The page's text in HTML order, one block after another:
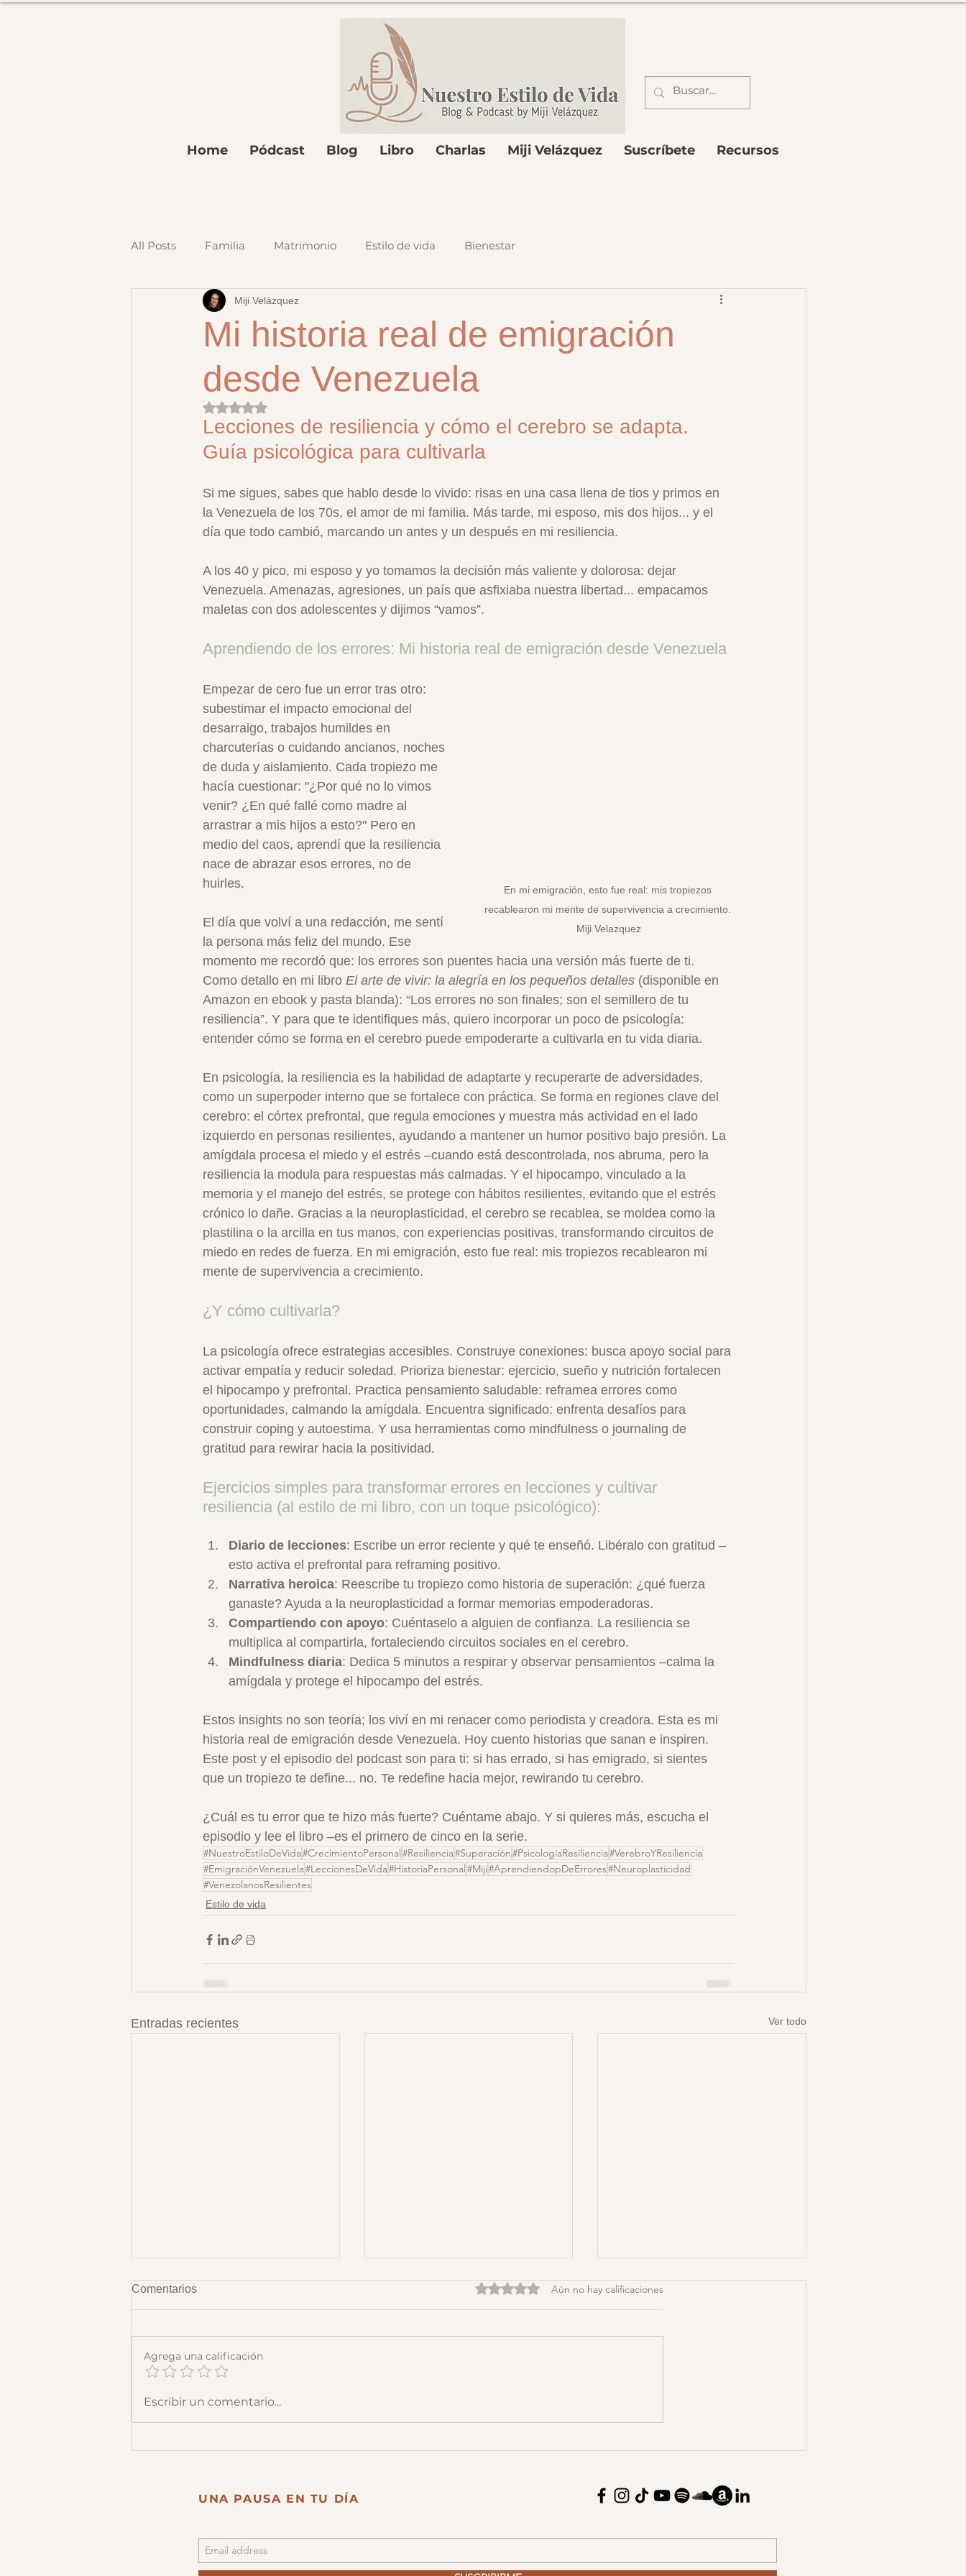
Home Pódcast Blog Libro Charlas Miji Velázquez Suscríbete Recursos
All Posts Familia Matrimonio Estilo de vida Bienestar
Mi historia real de emigración
desde Venezuela
Miji Velázquez
Obtuvo NaN de 5 estrellas.
Lecciones de resiliencia y cómo el cerebro se adapta.
Guía psicológica para cultivarla
Si me sigues, sabes que hablo desde lo vivido: risas en una casa llena de tios y primos en
la Venezuela de los 70s, el amor de mi familia. Más tarde, mi esposo, mis dos hijos... y el
día que todo cambió, marcando un antes y un después en mi resiliencia.
A los 40 y pico, mi esposo y yo tomamos la decisión más valiente y dolorosa: dejar
Venezuela. Amenazas, agresiones, un país que asfixiaba nuestra libertad... empacamos
maletas con dos adolescentes y dijimos “vamos”.
Aprendiendo de los errores: Mi historia real de emigración desde Venezuela
En mi emigración, esto fue real: mis tropiezos
recablearon mi mente de supervivencia a crecimiento.
Miji Velazquez
Empezar de cero fue un error tras otro:
subestimar el impacto emocional del
desarraigo, trabajos humildes en
charcuterías o cuidando ancianos, noches
de duda y aislamiento. Cada tropiezo me
hacía cuestionar: "¿Por qué no lo vimos
venir? ¿En qué fallé como madre al
arrastrar a mis hijos a esto?" Pero en
medio del caos, aprendí que la resiliencia
nace de abrazar esos errores, no de
huirles.
El día que volví a una redacción, me sentí
la persona más feliz del mundo. Ese
momento me recordó que: los errores son puentes hacia una versión más fuerte de ti.
Como detallo en mi libro El arte de vivir: la alegría en los pequeños detalles (disponible en
Amazon en ebook y pasta blanda): “Los errores no son finales; son el semillero de tu
resiliencia”. Y para que te identifiques más, quiero incorporar un poco de psicología:
entender cómo se forma en el cerebro puede empoderarte a cultivarla en tu vida diaria.
En psicología, la resiliencia es la habilidad de adaptarte y recuperarte de adversidades,
como un superpoder interno que se fortalece con práctica. Se forma en regiones clave del
cerebro: el córtex prefrontal, que regula emociones y muestra más actividad en el lado
izquierdo en personas resilientes, ayudando a mantener un humor positivo bajo presión. La
amígdala procesa el miedo y el estrés –cuando está descontrolada, nos abruma, pero la
resiliencia la modula para respuestas más calmadas. Y el hipocampo, vinculado a la
memoria y el manejo del estrés, se protege con hábitos resilientes, evitando que el estrés
crónico lo dañe. Gracias a la neuroplasticidad, el cerebro se recablea, se moldea como la
plastilina o la arcilla en tus manos, con experiencias positivas, transformando circuitos de
miedo en redes de fuerza. En mi emigración, esto fue real: mis tropiezos recablearon mi
mente de supervivencia a crecimiento.
¿Y cómo cultivarla?
La psicología ofrece estrategias accesibles. Construye conexiones: busca apoyo social para
activar empatía y reducir soledad. Prioriza bienestar: ejercicio, sueño y nutrición fortalecen
el hipocampo y prefrontal. Practica pensamiento saludable: reframea errores como
oportunidades, calmando la amígdala. Encuentra significado: enfrenta desafíos para
construir coping y autoestima. Y usa herramientas como mindfulness o journaling de
gratitud para rewirar hacia la positividad.
Ejercicios simples para transformar errores en lecciones y cultivar
resiliencia (al estilo de mi libro, con un toque psicológico):
Diario de lecciones: Escribe un error reciente y qué te enseñó. Libéralo con gratitud –
esto activa el prefrontal para reframing positivo.
Narrativa heroica: Reescribe tu tropiezo como historia de superación: ¿qué fuerza
ganaste? Ayuda a la neuroplasticidad a formar memorias empoderadoras.
Compartiendo con apoyo: Cuéntaselo a alguien de confianza. La resiliencia se
multiplica al compartirla, fortaleciendo circuitos sociales en el cerebro.
Mindfulness diaria: Dedica 5 minutos a respirar y observar pensamientos –calma la
amígdala y protege el hipocampo del estrés.
Estos insights no son teoría; los viví en mi renacer como periodista y creadora. Esta es mi
historia real de emigración desde Venezuela. Hoy cuento historias que sanan e inspiren.
Este post y el episodio del podcast son para ti: si has errado, si has emigrado, si sientes
que un tropiezo te define... no. Te redefine hacia mejor, rewirando tu cerebro.
¿Cuál es tu error que te hizo más fuerte? Cuéntame abajo. Y si quieres más, escucha el
episodio y lee el libro –es el primero de cinco en la serie.
#NuestroEstiloDeVida#CrecimientoPersonal#Resiliencia#Superación#PsicologíaResiliencia#VerebroYResiliencia
#EmigraciónVenezuela#LeccionesDeVida#HistoriaPersonal#Miji#AprendiendopDeErrores#Neuroplasticidad
#VenezolanosResilientes
Estilo de vida
Entradas recientes Ver todo
Comentarios Obtuvo 0 de 5 estrellas.
Aún no hay calificaciones
Agrega una calificación
Escribir un comentario...
UNA PAUSA EN TU DÍA